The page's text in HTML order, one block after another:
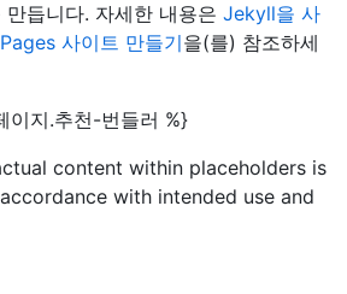
듭니다. 자세한 내용은 Jekyll을 사
사이트 만들기을(를) 참조하세
이지.추천-번들러 %}
content within placeholders is
with intended use and